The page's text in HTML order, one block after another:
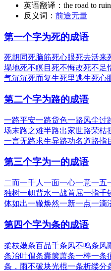
英语翻译： the road to
反义词： 前途无量
第一个字为死的成语
死胡同死脑筋死心眼死去活来
塌地死不瞑目 死不悔改死不足
气沉沉死而复生死里逃生死心
第二个字为路的成语
一路平安一路货色一路风尘过
场末路之难半路出家世路荣枯
一言无路求生异路功名道路指
第三个字为一的成语
二而一千人一面一心一意一五
独树一帜背水一战首屈一指千
体如出一辙焕然一新一点一滴
第四个字为条的成语
柔枝嫩条百品千条风不鸣条风
条冶叶倡条囊箧萧条一棒一条
条，雨不破块光棍一条析缕分